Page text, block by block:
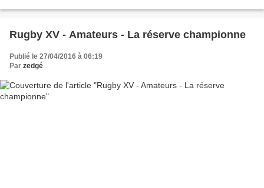
Rugby XV - Amateurs - La réserve championne
Publié le 27/04/2016 à 06:19
Par zedgé